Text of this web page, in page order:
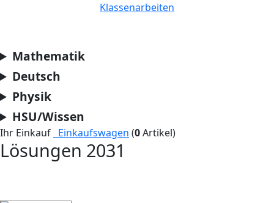
Klassenarbeiten
Mathematik
Deutsch
Physik
HSU/Wissen
Ihr Einkauf Einkaufswagen (0Artikel)
Lösungen 2031